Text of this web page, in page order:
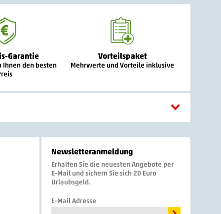
Garantie
Ihnen den besten
Vorteilspaket
Mehrwerte und Vorteile inklusive
Newsletteranmeldung
Erhalten Sie die neuesten Angebote per
E-Mail und sichern Sie sich 20 Euro
Urlaubsgeld.
E-Mail Adresse